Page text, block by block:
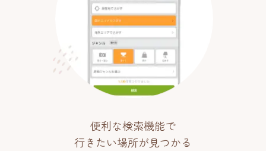
便利な検索機能で
行きたい場所が見つかる